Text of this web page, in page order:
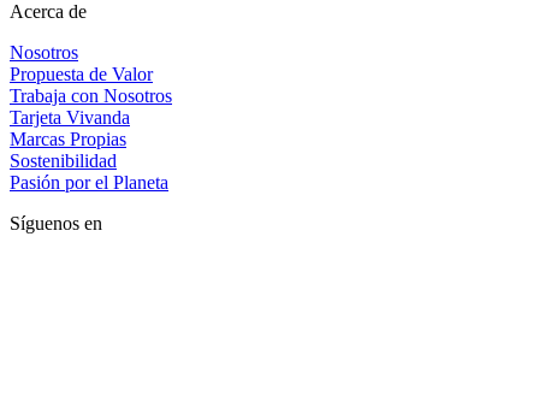
Acerca de
Nosotros
Propuesta de Valor
Trabaja con Nosotros
Tarjeta Vivanda
Marcas Propias
Sostenibilidad
Pasión por el Planeta
Síguenos en